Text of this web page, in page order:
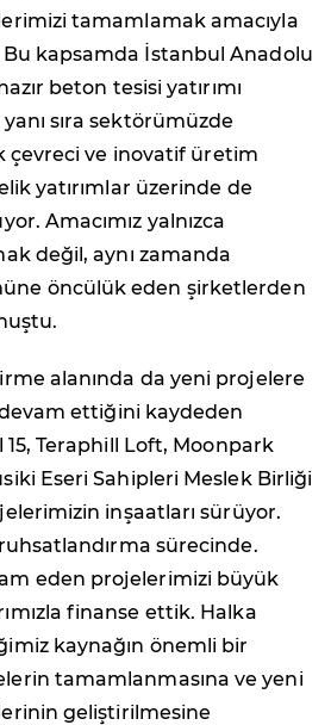
tamamlamak amacıyla
kapsamda İstanbul Anadolu
beton tesisi yatırımı
sıra sektörümüzde
çevreci ve inovatif üretim
yatırımlar üzerinde de
Amacımız yalnızca
değil, aynı zamanda
öncülük eden şirketlerden
alanında da yeni projelere
devam ettiğini kaydeden
Teraphill Loft, Moonpark
Eseri Sahipleri Meslek Birliği
inşaatları sürüyor.
sürecinde.
eden projelerimizi büyük
finanse ettik. Halka
kaynağın önemli bir
tamamlanmasına ve yeni
geliştirilmesine